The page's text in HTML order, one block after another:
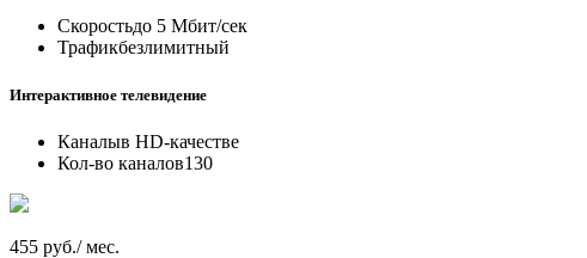
Скоростьдо 5 Мбит/сек
Трафикбезлимитный
Интерактивное телевидение
Каналыв HD-качестве
Кол-во каналов130
455 руб./ мес.